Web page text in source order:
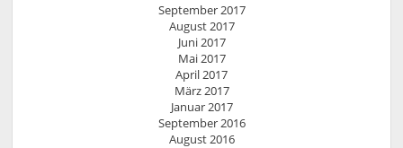
September 2017
August 2017
Juni 2017
Mai 2017
April 2017
März 2017
Januar 2017
September 2016
August 2016